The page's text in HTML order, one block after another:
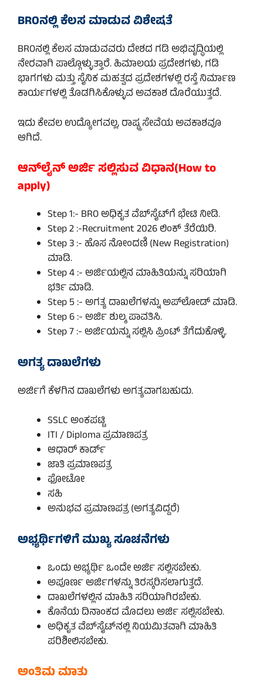
BROನಲ್ಲಿ ಕೆಲಸ ಮಾಡುವ ವಿಶೇಷತೆ
BROನಲ್ಲಿ ಕೆಲಸ ಮಾಡುವವರು ದೇಶದ ಗಡಿ ಅಭಿವೃದ್ಧಿಯಲ್ಲಿ
ನೇರವಾಗಿ ಪಾಲ್ಗೊಳ್ಳುತ್ತಾರೆ. ಹಿಮಾಲಯ ಪ್ರದೇಶಗಳು, ಗಡಿ
ಭಾಗಗಳು ಮತ್ತು ಸೈನಿಕ ಮಹತ್ವದ ಪ್ರದೇಶಗಳಲ್ಲಿ ರಸ್ತೆ ನಿರ್ಮಾಣ
ಕಾರ್ಯಗಳಲ್ಲಿ ತೊಡಗಿಸಿಕೊಳ್ಳುವ ಅವಕಾಶ ದೊರೆಯುತ್ತದೆ.
ಇದು ಕೇವಲ ಉದ್ಯೋಗವಲ್ಲ, ರಾಷ್ಟ್ರ ಸೇವೆಯ ಅವಕಾಶವೂ
ಆಗಿದೆ.
ಆನ್‌ಲೈನ್ ಅರ್ಜಿ ಸಲ್ಲಿಸುವ ವಿಧಾನ(How to
apply)
Step 1:- BRO ಅಧಿಕೃತ ವೆಬ್‌ಸೈಟ್‌ಗೆ ಭೇಟಿ ನೀಡಿ.
Step 2 :-Recruitment 2026 ಲಿಂಕ್ ತೆರೆಯಿರಿ.
Step 3 :- ಹೊಸ ನೋಂದಣಿ (New Registration)
ಮಾಡಿ.
Step 4 :- ಅರ್ಜಿಯಲ್ಲಿನ ಮಾಹಿತಿಯನ್ನು ಸರಿಯಾಗಿ
ಭರ್ತಿ ಮಾಡಿ.
Step 5 :- ಅಗತ್ಯ ದಾಖಲೆಗಳನ್ನು ಅಪ್‌ಲೋಡ್ ಮಾಡಿ.
Step 6 :- ಅರ್ಜಿ ಶುಲ್ಕ ಪಾವತಿಸಿ.
Step 7 :- ಅರ್ಜಿಯನ್ನು ಸಲ್ಲಿಸಿ ಪ್ರಿಂಟ್ ತೆಗೆದುಕೊಳ್ಳಿ.
ಅಗತ್ಯ ದಾಖಲೆಗಳು
ಅರ್ಜಿಗೆ ಕೆಳಗಿನ ದಾಖಲೆಗಳು ಅಗತ್ಯವಾಗಬಹುದು.
SSLC ಅಂಕಪಟ್ಟಿ
ITI / Diploma ಪ್ರಮಾಣಪತ್ರ
ಆಧಾರ್ ಕಾರ್ಡ್
ಜಾತಿ ಪ್ರಮಾಣಪತ್ರ
ಫೋಟೋ
ಸಹಿ
ಅನುಭವ ಪ್ರಮಾಣಪತ್ರ (ಅಗತ್ಯವಿದ್ದರೆ)
ಅಭ್ಯರ್ಥಿಗಳಿಗೆ ಮುಖ್ಯ ಸೂಚನೆಗಳು
ಒಂದು ಅಭ್ಯರ್ಥಿ ಒಂದೇ ಅರ್ಜಿ ಸಲ್ಲಿಸಬೇಕು.
ಅಪೂರ್ಣ ಅರ್ಜಿಗಳನ್ನು ತಿರಸ್ಕರಿಸಲಾಗುತ್ತದೆ.
ದಾಖಲೆಗಳಲ್ಲಿನ ಮಾಹಿತಿ ಸರಿಯಾಗಿರಬೇಕು.
ಕೊನೆಯ ದಿನಾಂಕದ ಮೊದಲು ಅರ್ಜಿ ಸಲ್ಲಿಸಬೇಕು.
ಅಧಿಕೃತ ವೆಬ್‌ಸೈಟ್‌ನಲ್ಲಿ ನಿಯಮಿತವಾಗಿ ಮಾಹಿತಿ
ಪರಿಶೀಲಿಸಬೇಕು.
ಅಂತಿಮ ಮಾತು